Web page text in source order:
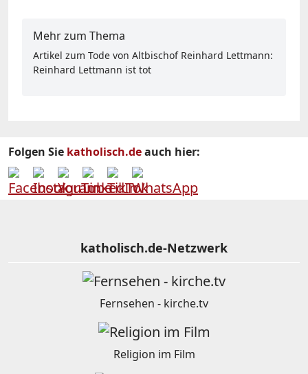
Mehr zum Thema
Artikel zum Tode von Altbischof Reinhard Lettmann:
Reinhard Lettmann ist tot
Folgen Sie katholisch.deauch hier:
katholisch.de-Netzwerk
Fernsehen - kirche.tv
Religion im Film